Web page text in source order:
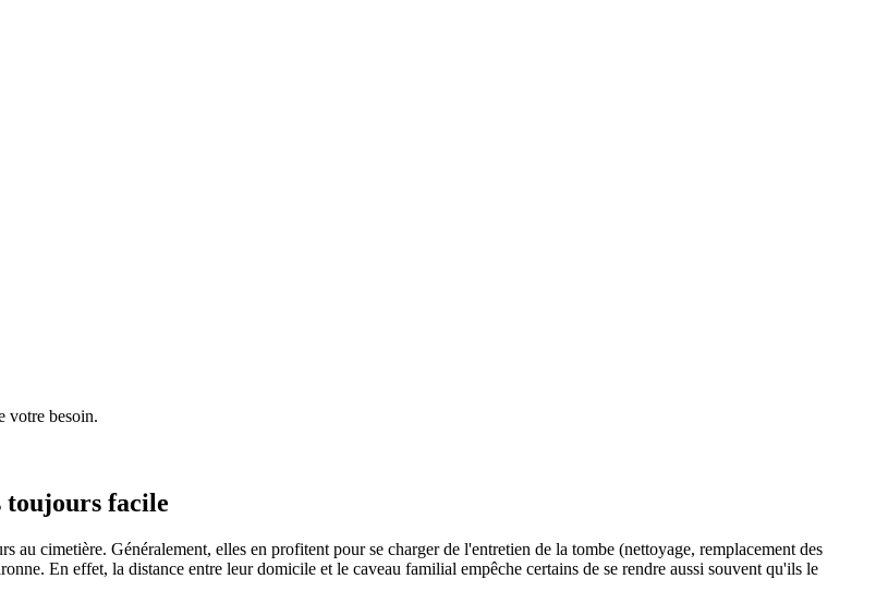
votre besoin.
toujours facile
au cimetière. Généralement, elles en profitent pour se charger de l'entretien de la tombe (nettoyage, remplacement des
En effet, la distance entre leur domicile et le caveau familial empêche certains de se rendre aussi souvent qu'ils le